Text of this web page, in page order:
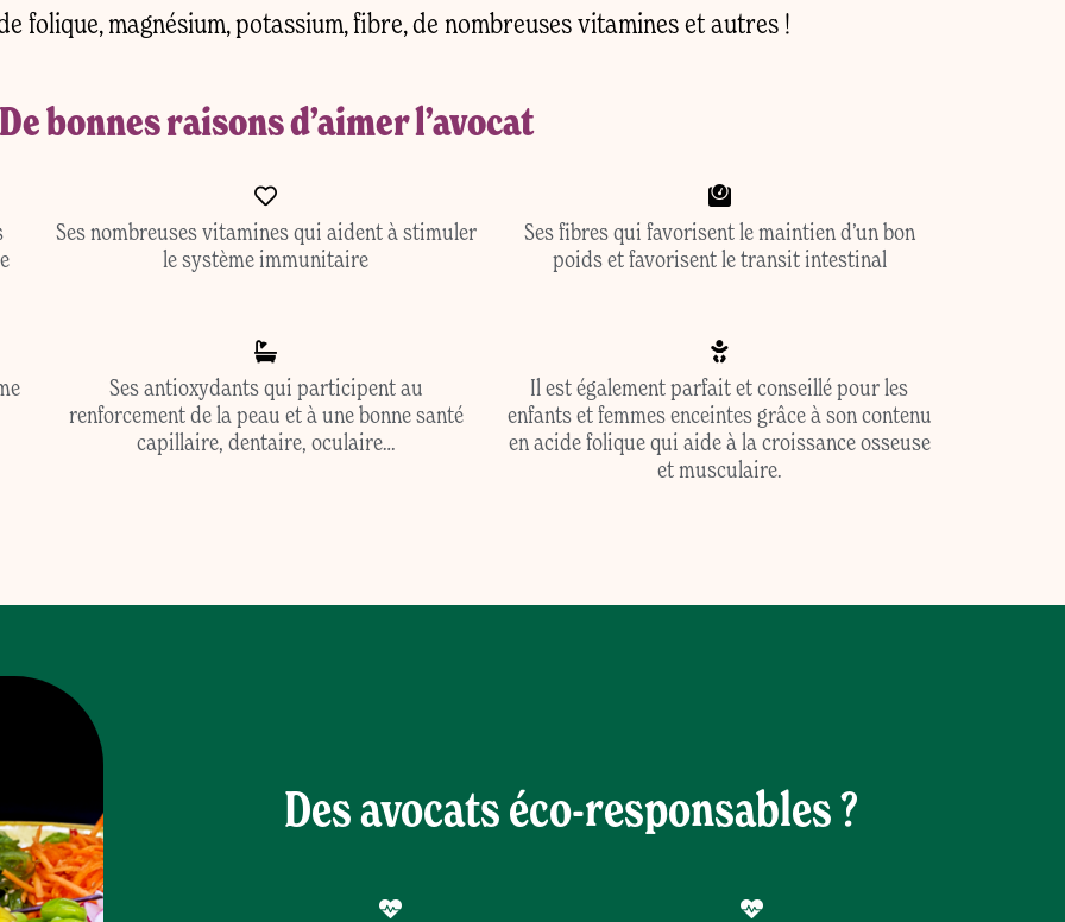
folique, magnésium, potassium, fibre, de nombreuses vitamines et autres !
De bonnes raisons d’aimer l’avocat
Ses nombreuses vitamines qui aident à stimuler
le système immunitaire
Ses fibres qui favorisent le maintien d’un bon
poids et favorisent le transit intestinal
Ses antioxydants qui participent au
renforcement de la peau et à une bonne santé
capillaire, dentaire, oculaire…
Il est également parfait et conseillé pour les
enfants et femmes enceintes grâce à son contenu
en acide folique qui aide à la croissance osseuse
et musculaire.
Des avocats éco-responsables ?